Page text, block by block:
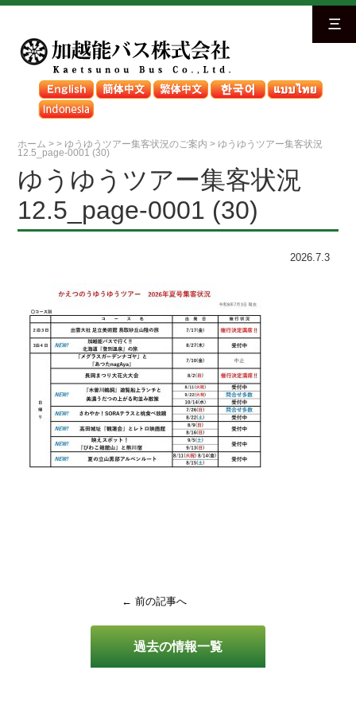
三
ホーム >> ゆうゆうツアー集客状況のご案内 > ゆうゆうツアー集客状況
12.5_page-0001 (30)
過去の情報一覧
ゆうゆうツアー集客状況
12.5_page-0001 (30)
2026.7.3
← 前の記事へ